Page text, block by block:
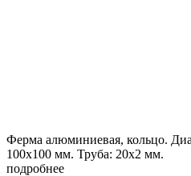
Ферма алюминиевая, кольцо.
100х100 мм. Труба: 20х2 мм.
подробнее